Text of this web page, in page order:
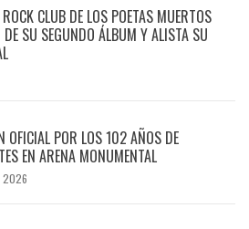
CLUB DE LOS POETAS MUERTOS
SU SEGUNDO ÁLBUM Y ALISTA SU
OFICIAL POR LOS 102 AÑOS DE
EN ARENA MONUMENTAL
2026